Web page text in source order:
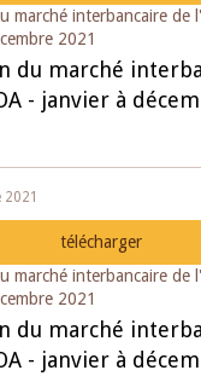
marché interbancaire de
2021
du marché
- janvier à
télécharger
marché interbancaire de
2021
du marché
- janvier à